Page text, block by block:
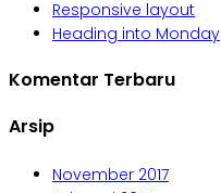
Responsive layout
Heading into Monday
Komentar Terbaru
Arsip
November 2017